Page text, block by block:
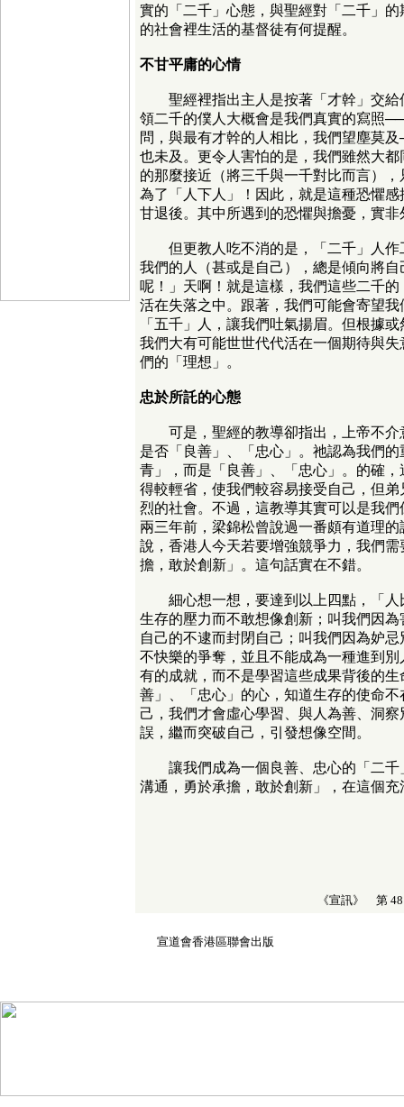
實的「二千」心態，與聖經對「二千」
的社會裡生活的基督徒有何提醒。
不甘平庸的心情
聖經裡指出主人是按著「才幹」交給
領二千的僕人大概會是我們真實的寫照
問，與最有才幹的人相比，我們望塵莫
也未及。更令人害怕的是，我們雖然大
的那麼接近（將三千與一千對比而言）
為了「人下人」！因此，就是這種恐懼
甘退後。其中所遇到的恐懼與擔憂，實
但更教人吃不消的是，「二千」人作
我們的人（甚或是自己），總是傾向將
呢！」天啊！就是這樣，我們這些二千
活在失落之中。跟著，我們可能會寄望
「五千」人，讓我們吐氣揚眉。但根據
我們大有可能世世代代活在一個期待與
們的「理想」。
忠於所託的心態
可是，聖經的教導卻指出，上帝不介
是否「良善」、「忠心」。祂認為我們
青」，而是「良善」、「忠心」。的確
得較輕省，使我們較容易接受自己，但
烈的社會。不過，這教導其實可以是我
兩三年前，梁錦松曾說過一番頗有道理
說，香港人今天若要增強競爭力，我們
擔，敢於創新」。這句話實在不錯。
細心想一想，要達到以上四點，「人
生存的壓力而不敢想像創新；叫我們因
自己的不逮而封閉自己；叫我們因為妒
不快樂的爭奪，並且不能成為一種進到
有的成就，而不是學習這些成果背後的
善」、「忠心」的心，知道生存的使命
己，我們才會虛心學習、與人為善、洞
誤，繼而突破自己，引發想像空間。
讓我們成為一個良善、忠心的「二千
溝通，勇於承擔，敢於創新」，在這個
《宣訊》 第
宣道會香港區聯會出